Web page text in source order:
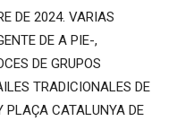
DE 2024. VARIAS
DE A PIE-,
DE GRUPOS
TRADICIONALES DE
PLAÇA CATALUNYA DE